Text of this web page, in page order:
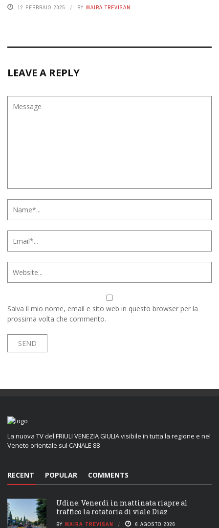
12 FEBBRAIO 2025 BY MAIRA TREVISAN
LEAVE A REPLY
Salva il mio nome, email e sito web in questo browser per la
prossima volta che commento.
La nuova TV del FRIULI VENEZIA GIULIA visibile in tutta la regione e nel
Veneto orientale sul CANALE 88
RECENT POPULAR COMMENTS
Udine. Venerdì in mattinata riapre al
traffico la rotatoria di viale Diaz
BY MAIRA TREVISAN 6 AGOSTO 2026